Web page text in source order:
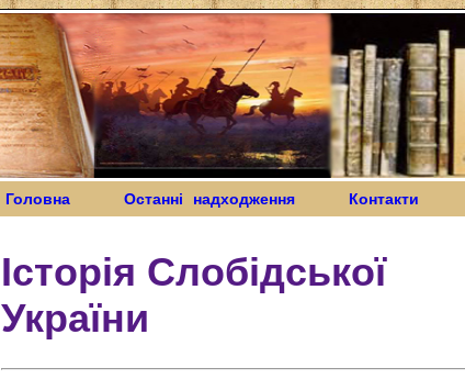
Головна Останні надходження Контакти
Історія Слобідської
України